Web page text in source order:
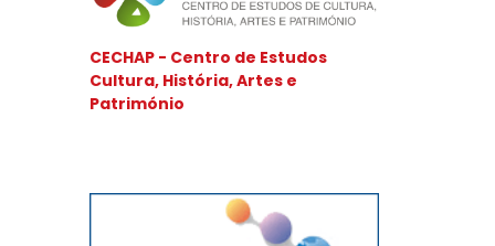
CECHAP - Centro de Estudos
Cultura, História, Artes e
Património